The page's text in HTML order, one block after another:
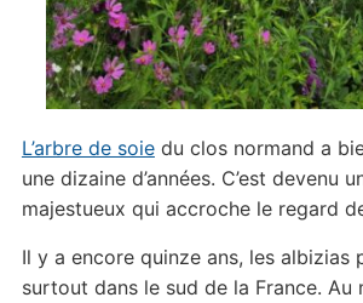
L’arbre de soiedu clos normand a
une dizaine d’années. C’est devenu
majestueux qui accroche le regard
Il y a encore quinze ans, les albizias
surtout dans le sud de la France. Au